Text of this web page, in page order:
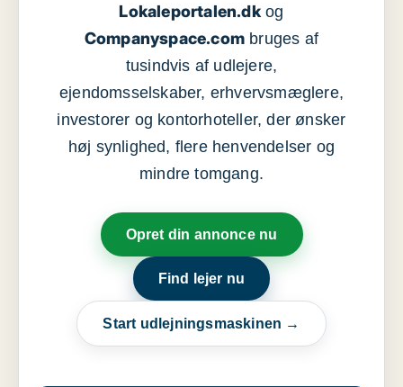
Lokaleportalen.dkog
Companyspace.com bruges af
tusindvis af udlejere,
ejendomsselskaber, erhvervsmæglere,
investorer og kontorhoteller, der ønsker
høj synlighed, flere henvendelser og
mindre tomgang.
Opret din annonce nu
Find lejer nu
Start udlejningsmaskinen →